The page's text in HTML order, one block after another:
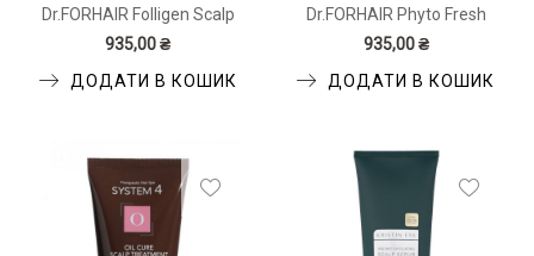
Dr.FORHAIR Folligen Scalp
Pack 250 мл
935,00 ₴
ДОДАТИ В КОШИК
Dr.FORHAIR Phyto Fresh
Scalp Scaler 200 мл
935,00 ₴
ДОДАТИ В КОШИК